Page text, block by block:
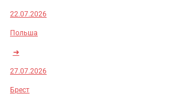
22.07.2026
Польша
➜
27.07.2026
Брест